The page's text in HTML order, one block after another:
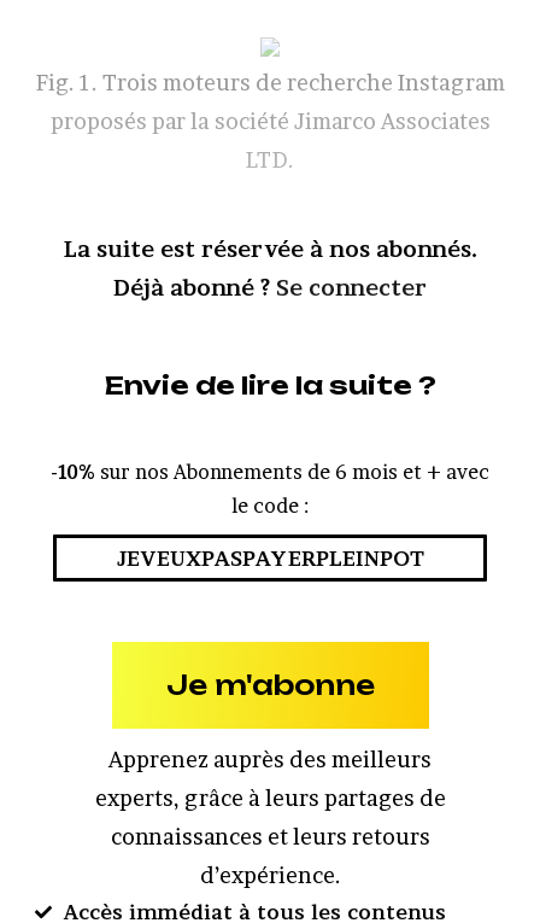
Fig. 1. Trois moteurs de recherche Instagram
proposés par la société Jimarco Associates
LTD.
La suite est réservée à nos abonnés.
Déjà abonné ? Se connecter
Envie de lire la suite ?
-10% sur nos Abonnements de 6 mois et + avec
le code :
JEVEUXPASPAYERPLEINPOT
Je m'abonne
Apprenez auprès des meilleurs
experts, grâce à leurs partages de
connaissances et leurs retours
d’expérience.
Accès immédiat à tous les contenus